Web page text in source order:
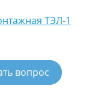
ТЭЛ-1
вопрос